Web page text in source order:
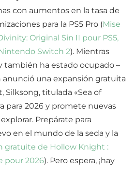
con aumentos en la tasa de
para la PS5 Pro (Mise
Original Sin II pour PS5,
Switch 2). Mientras
también ha estado ocupado –
anunció una expansión gratuita
Silksong, titulada «Sea of
para 2026 y promete nuevas
Prepárate para
en el mundo de la seda y la
gratuite de Hollow Knight :
pour 2026). Pero espera, ¡hay